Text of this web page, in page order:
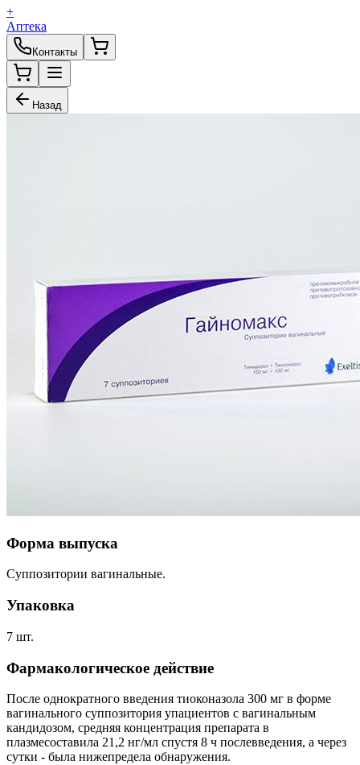
+
Аптека
Контакты
Назад
Форма выпуска
Суппозитории вагинальные.
Упаковка
7 шт.
Фармакологическое действие
После однократного введения тиоконазола 300 мг в форме
вагинального суппозитория упациентов с вагинальным
кандидозом, средняя концентрация препарата в
плазмесоставила 21,2 нг/мл спустя 8 ч послевведения, а через
сутки - была нижепредела обнаружения.